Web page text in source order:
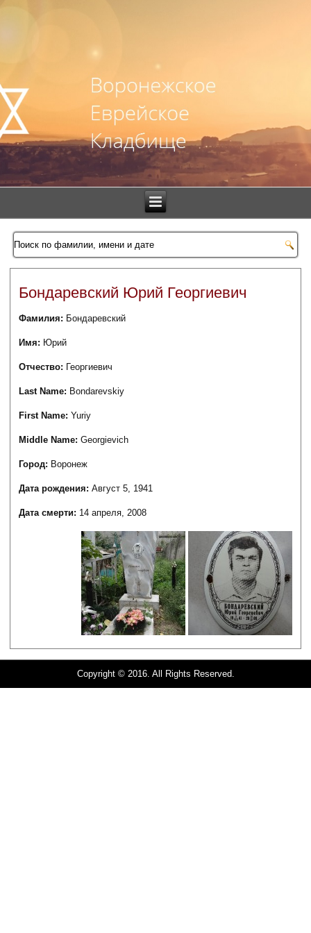
Бондаревский Юрий Георгиевич
Фамилия: Бондаревский
Имя: Юрий
Отчество: Георгиевич
Last Name: Bondarevskiy
First Name:Yuriy
Middle Name:Georgievich
Город: Воронеж
Дата рождения:Август 5, 1941
Дата смерти: 14 апреля, 2008
Copyright © 2016. All Rights Reserved.